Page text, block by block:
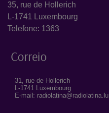
35, rue de Hollerich
L-1741 Luxembourg
Telefone: 1363
Correio
31, rue de Hollerich
L-1741 Luxembourg
E-mail: radiolatina@radiolatina.lu